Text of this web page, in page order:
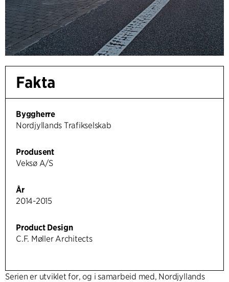
Fakta
Byggherre
Nordjyllands Trafikselskab
Produsent
Veksø A/S
År
2014-2015
Product Design
C.F. Møller Architects
Serien er utviklet for, og i samarbeid med, Nordjyllands